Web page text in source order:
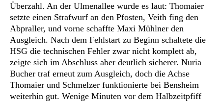
Überzahl. An der Ulmenallee wurde es laut: Thomaier
setzte einen Strafwurf an den Pfosten, Veith fing den
Abpraller, und vorne schaffte Maxi Mühlner den
Ausgleich. Nach dem Fehlstart zu Beginn schaltete die
HSG die technischen Fehler zwar nicht komplett ab,
zeigte sich im Abschluss aber deutlich sicherer. Nuria
Bucher traf erneut zum Ausgleich, doch die Achse
Thomaier und Schmelzer funktionierte bei Bensheim
weiterhin gut. Wenige Minuten vor dem Halbzeitpfiff